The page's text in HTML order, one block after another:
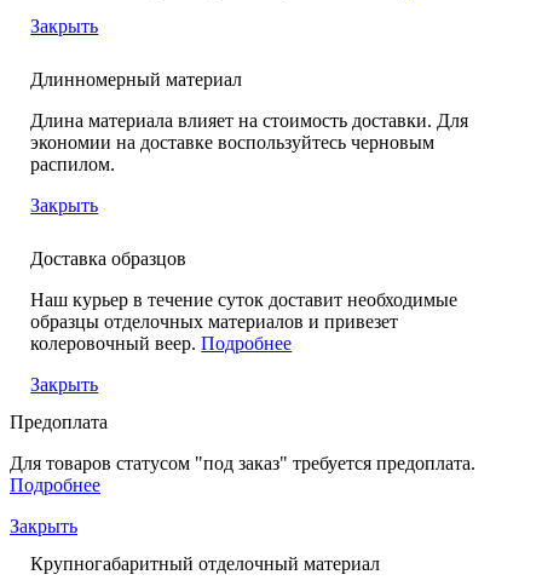
Закрыть
Длинномерный материал
Длина материала влияет на стоимость доставки. Для
экономии на доставке воспользуйтесь черновым
распилом.
Закрыть
Доставка образцов
Наш курьер в течение суток доставит необходимые
образцы отделочных материалов и привезет
колеровочный веер.Подробнее
Закрыть
Предоплата
Для товаров статусом "под заказ" требуется предоплата.
Подробнее
Закрыть
Крупногабаритный отделочный материал